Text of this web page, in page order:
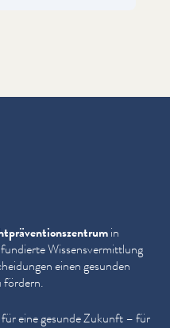
in
Wis­sensver­mit­tlung
einen gesunden
fördern.
eine gesunde Zukunft – für